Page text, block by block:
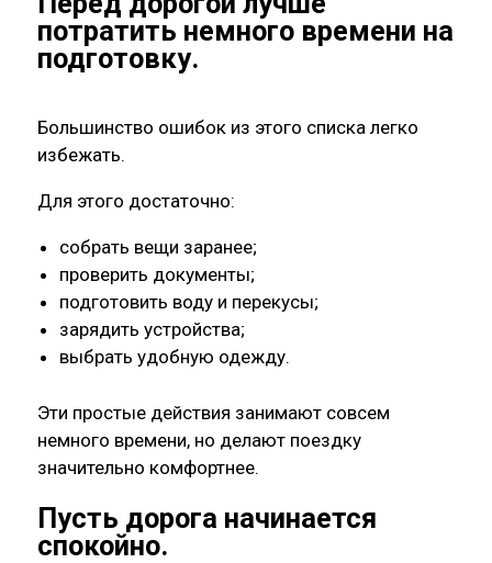
потратить немного времени на
подготовку.
Большинство ошибок из этого списка легко
избежать.
Для этого достаточно:
собрать вещи заранее;
проверить документы;
подготовить воду и перекусы;
зарядить устройства;
выбрать удобную одежду.
Эти простые действия занимают совсем
немного времени, но делают поездку
значительно комфортнее.
Пусть дорога начинается
спокойно.